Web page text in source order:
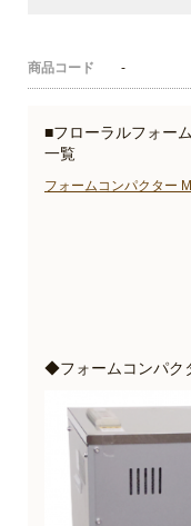
商品コード -
■フローラルフォー
一覧
フォームコンパクター
◆フォームコンパク